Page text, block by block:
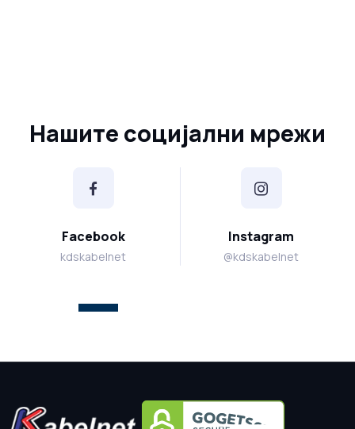
Нашите социјални мрежи
Facebook
kdskabelnet
Instagram
@kdskabelnet